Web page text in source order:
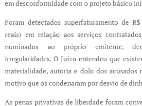
em desconformidade com o projeto básico
Foram detectados superfaturamento de
reais) em relação aos serviços
nominados ao próprio emitente,
irregularidades. O Juízo entendeu que
materialidade, autoria e dolo dos acusados
motivo que os condenaram por desvio de
As penas privativas de liberdade foram